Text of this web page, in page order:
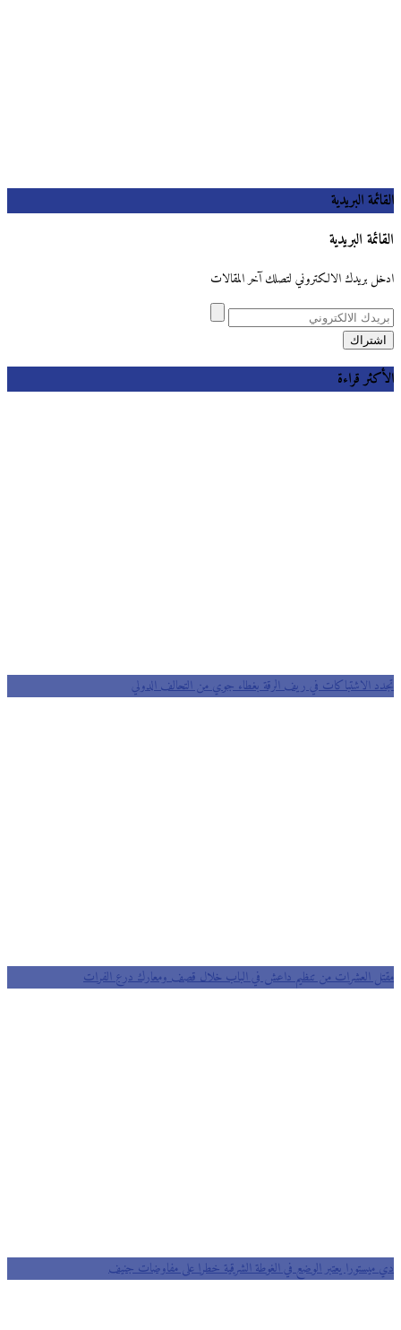
القائمة البريدية
القائمة البريدية
ادخل بريدك الالكتروني لتصلك آخر المقالات
الأكثر قراءة
تجدد الاشتباكات في ريف الرقة بغطاء جوي من التحالف الدولي
مقتل العشرات من تنظيم داعش في الباب خلال قصف ومعارك درع الفرات
دي ميستورا يعتبر الوضع في الغوطة الشرقية خطرا على مفاوضات جنيف